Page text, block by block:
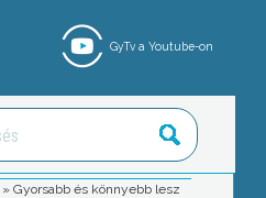
GyTv a Youtube-on
»Gyorsabb és könnyebb lesz